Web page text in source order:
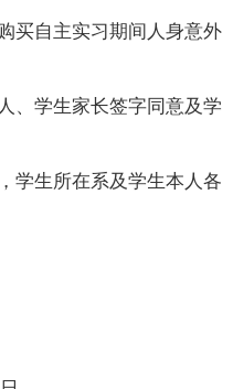
买自主实习期间人身意外
、学生家长签字同意及学
学生所在系及学生本人各